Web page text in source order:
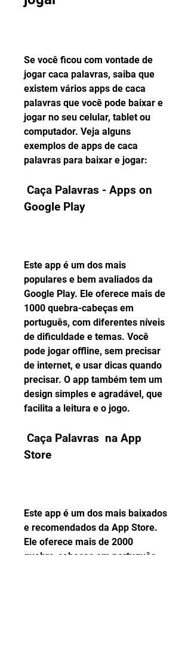
Se você ficou com vontade de
jogar caca palavras, saiba que
existem vários apps de caca
palavras que você pode baixar e
jogar no seu celular, tablet ou
computador. Veja alguns
exemplos de apps de caca
palavras para baixar e jogar:
Google Play
Este app é um dos mais
populares e bem avaliados da
Google Play. Ele oferece mais de
1000 quebra-cabeças em
português, com diferentes níveis
de dificuldade e temas. Você
pode jogar offline, sem precisar
de internet, e usar dicas quando
precisar. O app também tem um
design simples e agradável, que
facilita a leitura e o jogo.
Store
Este app é um dos mais baixados
e recomendados da App Store.
Ele oferece mais de 2000
quebra-cabeças em português,